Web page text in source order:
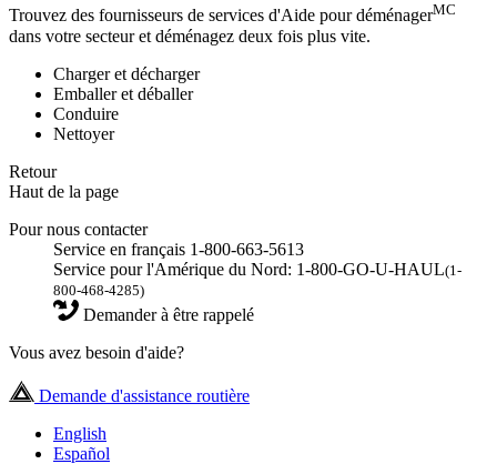
Trouvez des fournisseurs de services d'Aide pour déménagerMC
dans votre secteur et déménagez deux fois plus vite.
Charger et décharger
Emballer et déballer
Conduire
Nettoyer
Retour
Haut de la page
Pour nous contacter
Service en français 1-800-663-5613
Service pour l'Amérique du Nord: 1-800-GO-U-HAUL(1-
800-468-4285)
Demander à être rappelé
Vous avez besoin d'aide?
Demande d'assistance routière
English
Español